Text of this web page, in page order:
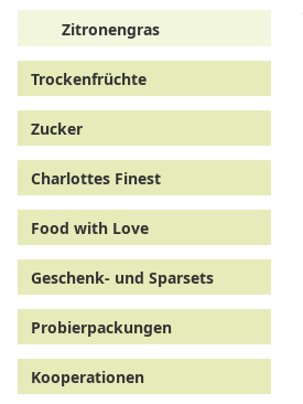
Zitronengras
Trockenfrüchte
Zucker
Charlottes Finest
Food with Love
Geschenk- und Sparsets
Probierpackungen
Kooperationen